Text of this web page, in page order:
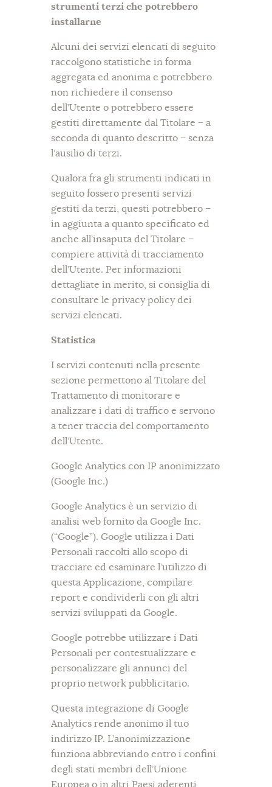
strumenti terzi che potrebbero
installarne
Alcuni dei servizi elencati di seguito
raccolgono statistiche in forma
aggregata ed anonima e potrebbero
non richiedere il consenso
dell’Utente o potrebbero essere
gestiti direttamente dal Titolare – a
seconda di quanto descritto – senza
l’ausilio di terzi.
Qualora fra gli strumenti indicati in
seguito fossero presenti servizi
gestiti da terzi, questi potrebbero –
in aggiunta a quanto specificato ed
anche all’insaputa del Titolare –
compiere attività di tracciamento
dell’Utente. Per informazioni
dettagliate in merito, si consiglia di
consultare le privacy policy dei
servizi elencati.
Statistica
I servizi contenuti nella presente
sezione permettono al Titolare del
Trattamento di monitorare e
analizzare i dati di traffico e servono
a tener traccia del comportamento
dell’Utente.
Google Analytics con IP anonimizzato
(Google Inc.)
Google Analytics è un servizio di
analisi web fornito da Google Inc.
(“Google”). Google utilizza i Dati
Personali raccolti allo scopo di
tracciare ed esaminare l’utilizzo di
questa Applicazione, compilare
report e condividerli con gli altri
servizi sviluppati da Google.
Google potrebbe utilizzare i Dati
Personali per contestualizzare e
personalizzare gli annunci del
proprio network pubblicitario.
Questa integrazione di Google
Analytics rende anonimo il tuo
indirizzo IP. L’anonimizzazione
funziona abbreviando entro i confini
degli stati membri dell’Unione
Europea o in altri Paesi aderenti